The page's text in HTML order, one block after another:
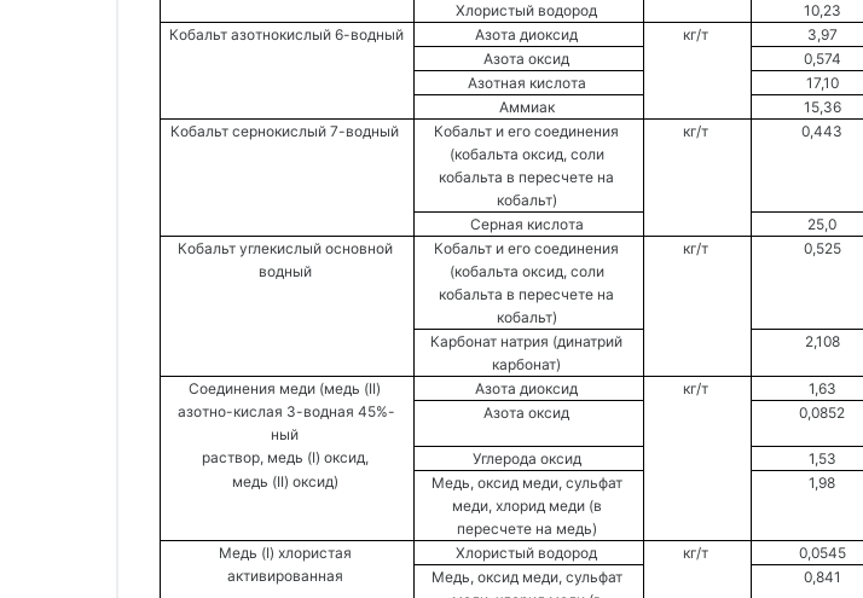
Хлористый водород
10,23
Азота диоксид кг/т
3,97
Азота оксид
0,574
Азотная кислота
17,10
Аммиак
15,36
Кобальт сернокислый 7-водный
Кобальт и его соединения
(кобальта оксид, соли
кобальта в пересчете на
кобальт)
кг/т 0,443
Серная кислота
25,0
Кобальт углекислый основной
водный
Кобальт и его соединения
(кобальта оксид, соли
кобальта в пересчете на
кобальт)
кг/т 0,525
Карбонат натрия (динатрий
карбонат)
2,108
Соединения меди (медь (II) Азота диоксид кг/т
1,63
азотно-кислая 3-водная 45%-
ный
Азота оксид 0,0852
раствор, медь (I) оксид, Углерода оксид
1,53
медь (II) оксид)
Медь, оксид меди, сульфат
меди, хлорид меди (в
пересчете на медь)
1,98
Медь (I) хлористая Хлористый водород кг/т
0,0545
активированная
Медь, оксид меди, сульфат
0,841